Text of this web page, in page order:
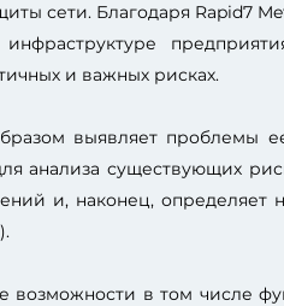
сети. Благодаря Rapid7
и важных рисках.
выявляет проблемы
анализа существующих
и, наконец, определяет
возможности в том числе